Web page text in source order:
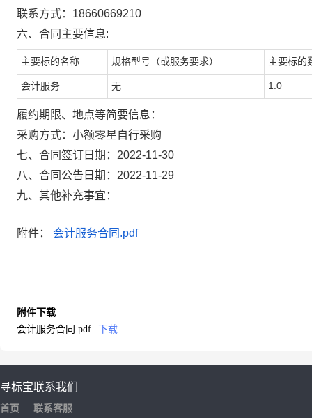
联系方式：18660669210
六、合同主要信息:
主要标的名称 规格型号（或服务要求） 主要标的
会计服务 无 1.0
履约期限、地点等简要信息：
采购方式：小额零星自行采购
七、合同签订日期：2022-11-30
八、合同公告日期：2022-11-29
九、其他补充事宜：
附件： 会计服务合同.pdf
附件下载
会计服务合同.pdf
下载
寻标宝
首页
联系我们
联系客服